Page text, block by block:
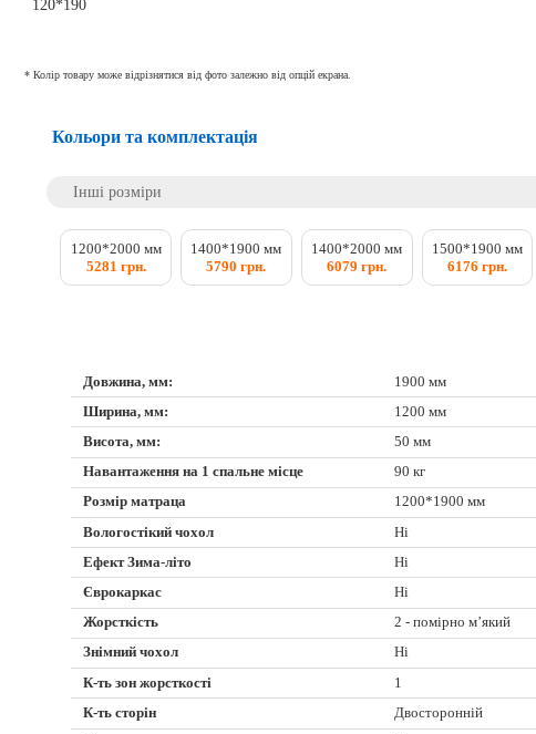
* Колір товару може відрізнятися від фото залежно від опцій екрана.
Кольори та комплектація
Інші розміри
1200*2000 мм
5281 грн.
1400*1900 мм
5790 грн.
1400*2000 мм
6079 грн.
1500*1900 мм
6176 грн.
Довжина, мм:
1900 мм
Ширина, мм:
1200 мм
Висота, мм:
50 мм
Навантаження на 1 спальне місце
90 кг
Розмір матраца
1200*1900 мм
Вологостікий чохол
Ні
Ефект Зима-літо
Ні
Єврокаркас
Ні
Жорсткість
2 - помірно м’який
Знімний чохол
Ні
К-ть зон жорсткості
1
К-ть сторін
Двосторонній